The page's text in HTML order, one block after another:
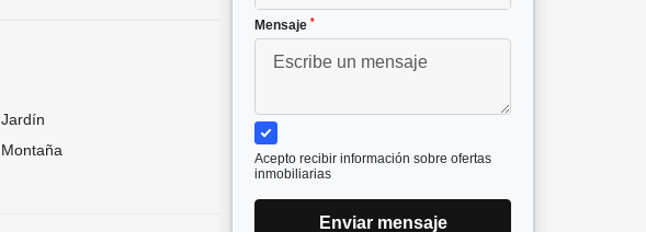
Jardín
Montaña
Mensaje *
Acepto recibir información sobre ofertas
inmobiliarias
Enviar mensaje